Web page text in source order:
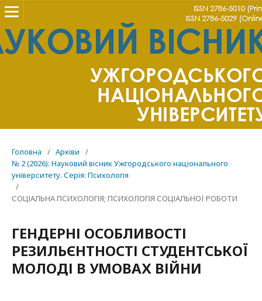
Головна / Архіви
/
№ 2 (2026): Науковий вісник Ужгородського національного
університету. Серія: Психологія
/
СОЦІАЛЬНА ПСИХОЛОГІЯ; ПСИХОЛОГІЯ СОЦІАЛЬНОЇ РОБОТИ
ГЕНДЕРНІ ОСОБЛИВОСТІ
РЕЗИЛЬЄНТНОСТІ СТУДЕНТСЬКОЇ
МОЛОДІ В УМОВАХ ВІЙНИ